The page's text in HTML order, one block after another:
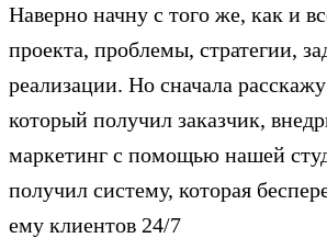
Наверно начну с того же, как и
проекта, проблемы, стратегии,
реализации. Но сначала расскажу
который получил заказчик,
маркетинг с помощью нашей
получил систему, которая
ему клиентов 24/7